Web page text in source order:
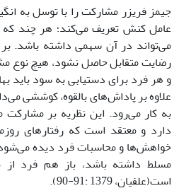
جیمز فریزر مشارکت را با توسل به
عامل کنش تعریف می‌کند؛ هر چند
می‌تواند در آن سهمی داشته باشد.
رضایت متقابل حاصل نشود، هیچ نوع
و هر فرد برای دستیابی به سود باید
علاوه بر پاداش‌های بالقوه، کوششی
به کار می‌رود. این نظریه بر مشارکت
دارد و معتقد است که رفتارهای
خواهش‌ها و محاسبات فرد دیده
مسلط داشته باشد، باز هم فرد از
است(علفیان، 1379 :91-90).